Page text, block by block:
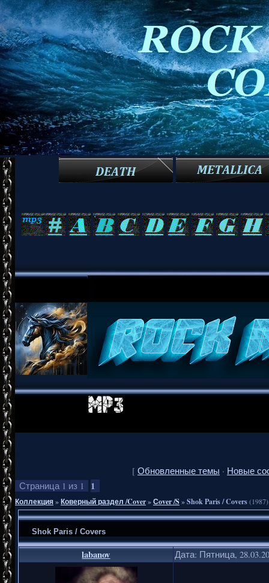
[ Обновленные темы · Новые
Страница 1 из 1 1
Коллекция»Коверный раздел /Cover»Сover /S »Shok Paris / Covers(1987)
Shok Paris / Covers
labanov Дата: Пятница,